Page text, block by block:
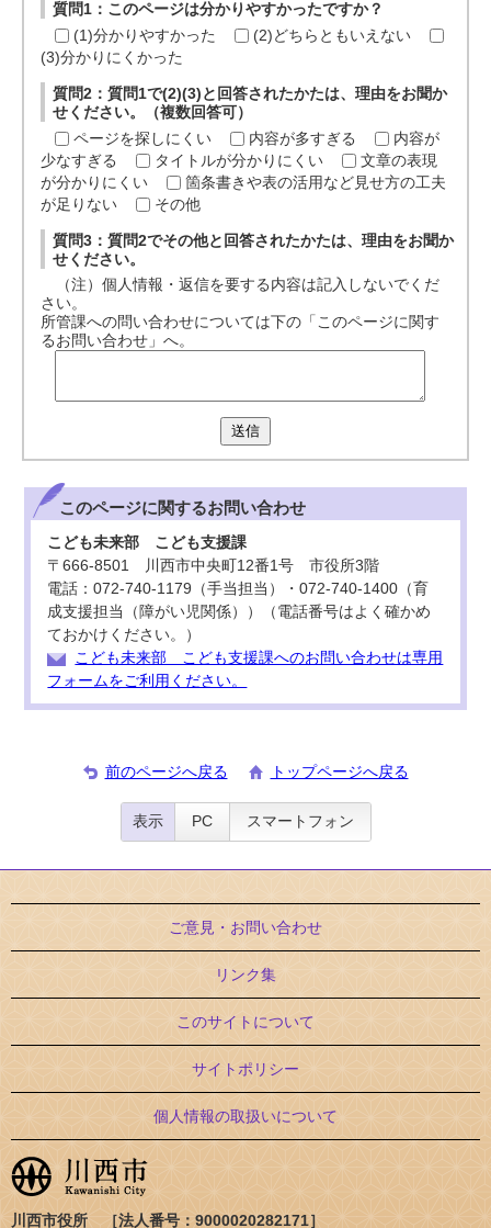
質問1：このページは分かりやすかったですか？
(1)分かりやすかった
(2)どちらともいえない
(3)分かりにくかった
質問2：質問1で(2)(3)と回答されたかたは、理由をお聞か
せください。（複数回答可）
ページを探しにくい
内容が多すぎる
内容が
少なすぎる
タイトルが分かりにくい
文章の表現
が分かりにくい
箇条書きや表の活用など見せ方の工夫
が足りない
その他
質問3：質問2でその他と回答されたかたは、理由をお聞か
せください。
（注）個人情報・返信を要する内容は記入しないでくだ
さい。
所管課への問い合わせについては下の「このページに関す
るお問い合わせ」へ。
送信
このページに関するお問い合わせ
こども未来部 こども支援課
〒666-8501 川西市中央町12番1号 市役所3階
電話：072-740-1179（手当担当）・072-740-1400（育
成支援担当（障がい児関係））（電話番号はよく確かめ
ておかけください。）
こども未来部 こども支援課へのお問い合わせは専用
フォームをご利用ください。
前のページへ戻る トップページへ戻る
表示 PC スマートフォン
ご意見・お問い合わせ
リンク集
このサイトについて
サイトポリシー
個人情報の取扱いについて
川西市役所 ［法人番号：9000020282171］